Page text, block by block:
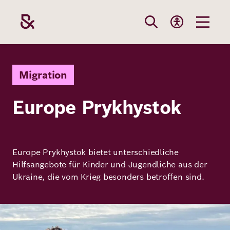
Inhalt
Themen
Förderung
Die Stiftung
Robert Bosch
Haltung
Unsere
Bildung
Gesundheit
Resilienz
Wie wir
Projekte
Bei uns
Migration
Europe Prykhystok
Europe Prykhystok bietet unterschiedliche
Hilfsangebote für Kinder und Jugendliche aus der
Ukraine, die vom Krieg besonders betroffen sind.
Bild